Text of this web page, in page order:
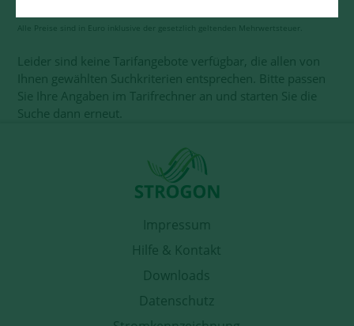
Alle Preise sind in Euro inklusive der gesetzlich geltenden Mehrwertsteuer.
Leider sind keine Tarifangebote verfügbar, die allen von
Ihnen gewählten Suchkriterien entsprechen. Bitte passen
Sie Ihre Angaben im Tarifrechner an und starten Sie die
Suche dann erneut.
Impressum
Hilfe & Kontakt
Downloads
Datenschutz